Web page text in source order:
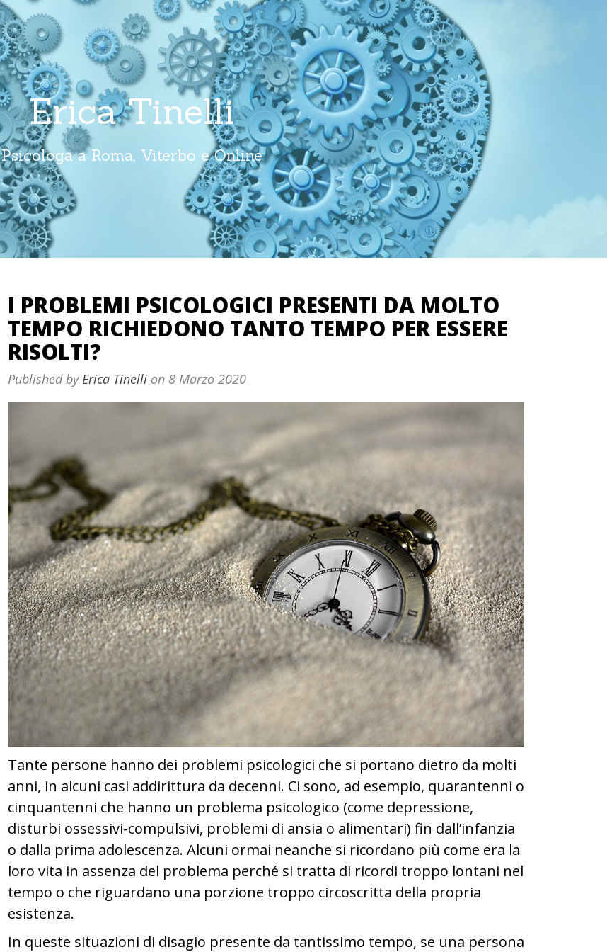
Erica Tinelli
Psicologa a Roma, Viterbo e Online
I PROBLEMI PSICOLOGICI PRESENTI DA MOLTO
TEMPO RICHIEDONO TANTO TEMPO PER ESSERE
RISOLTI?
Published byErica Tinelli on 8 Marzo 2020
Tante persone hanno dei problemi psicologici che si portano dietro da molti
anni, in alcuni casi addirittura da decenni. Ci sono, ad esempio, quarantenni o
cinquantenni che hanno un problema psicologico (come depressione,
disturbi ossessivi-compulsivi, problemi di ansia o alimentari) fin dall’infanzia
o dalla prima adolescenza. Alcuni ormai neanche si ricordano più come era la
loro vita in assenza del problema perché si tratta di ricordi troppo lontani nel
tempo o che riguardano una porzione troppo circoscritta della propria
esistenza.
In queste situazioni di disagio presente da tantissimo tempo, se una persona